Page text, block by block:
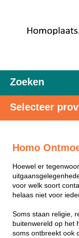
Zoeken
Selecteer
Homo
Hoewel er
voor welk soort
helaas niet voor
Soms staan religie,
buitenwereld op het
soms ontbreekt ook